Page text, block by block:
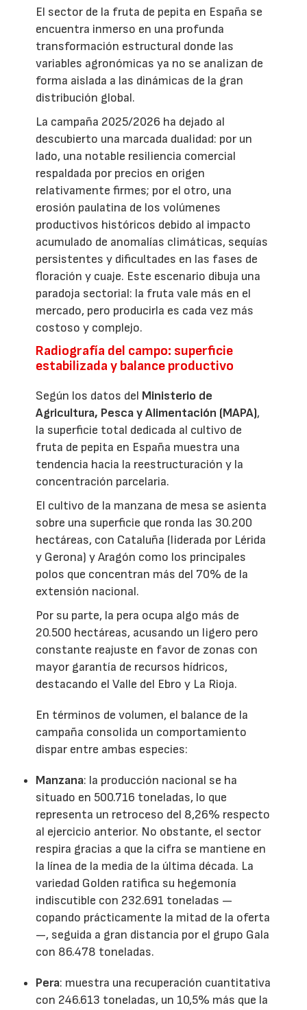
El sector de la fruta de pepita en España se
encuentra inmerso en una profunda
transformación estructural donde las
variables agronómicas ya no se analizan de
forma aislada a las dinámicas de la gran
distribución global.
La campaña 2025/2026 ha dejado al
descubierto una marcada dualidad: por un
lado, una notable resiliencia comercial
respaldada por precios en origen
relativamente firmes; por el otro, una
erosión paulatina de los volúmenes
productivos históricos debido al impacto
acumulado de anomalías climáticas, sequías
persistentes y dificultades en las fases de
floración y cuaje. Este escenario dibuja una
paradoja sectorial: la fruta vale más en el
mercado, pero producirla es cada vez más
costoso y complejo.
Radiografía del campo: superficie
estabilizada y balance productivo
Según los datos del Ministerio de
Agricultura, Pesca y Alimentación (MAPA),
la superficie total dedicada al cultivo de
fruta de pepita en España muestra una
tendencia hacia la reestructuración y la
concentración parcelaria.
El cultivo de la manzana de mesa se asienta
sobre una superficie que ronda las 30.200
hectáreas, con Cataluña (liderada por Lérida
y Gerona) y Aragón como los principales
polos que concentran más del 70% de la
extensión nacional.
Por su parte, la pera ocupa algo más de
20.500 hectáreas, acusando un ligero pero
constante reajuste en favor de zonas con
mayor garantía de recursos hídricos,
destacando el Valle del Ebro y La Rioja.
En términos de volumen, el balance de la
campaña consolida un comportamiento
dispar entre ambas especies:
Manzana: la producción nacional se ha
situado en 500.716 toneladas, lo que
representa un retroceso del 8,26% respecto
al ejercicio anterior. No obstante, el sector
respira gracias a que la cifra se mantiene en
la línea de la media de la última década. La
variedad Golden ratifica su hegemonía
indiscutible con 232.691 toneladas —
copando prácticamente la mitad de la oferta
—, seguida a gran distancia por el grupo Gala
con 86.478 toneladas.
Pera: muestra una recuperación cuantitativa
con 246.613 toneladas, un 10,5% más que la